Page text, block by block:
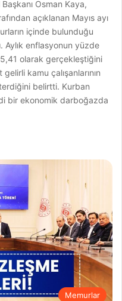
Osman Kaya,
açıklanan Mayıs ayı
içinde bulunduğu
Aylık enflasyonun yüzde
olarak gerçekleştiğini
kamu çalışanlarının
belirtti. Kurban
bir ekonomik darboğazda
Memurlar